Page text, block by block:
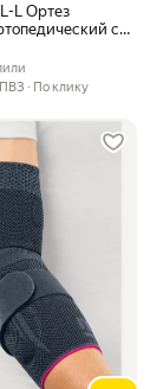
L Ортез
с
(L / Левый
5.0 из 5
купили
ПВЗ По клику